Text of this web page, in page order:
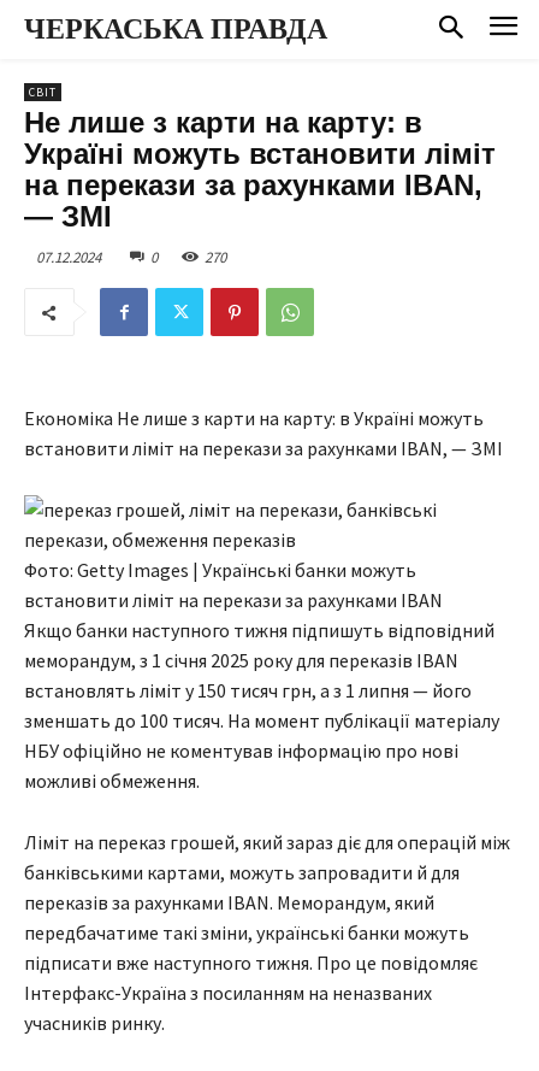
ЧЕРКАСЬКА ПРАВДА
СВІТ
Не лише з карти на карту: в
Україні можуть встановити ліміт
на перекази за рахунками IBAN,
— ЗМІ
07.12.2024 0 270
Економіка Не лише з карти на карту: в Україні можуть
встановити ліміт на перекази за рахунками IBAN, — ЗМІ
Фото: Getty Images | Українські банки можуть
встановити ліміт на перекази за рахунками IBAN
Якщо банки наступного тижня підпишуть відповідний
меморандум, з 1 січня 2025 року для переказів IBAN
встановлять ліміт у 150 тисяч грн, а з 1 липня — його
зменшать до 100 тисяч. На момент публікації матеріалу
НБУ офіційно не коментував інформацію про нові
можливі обмеження.
Ліміт на переказ грошей, який зараз діє для операцій між
банківськими картами, можуть запровадити й для
переказів за рахунками IBAN. Меморандум, який
передбачатиме такі зміни, українські банки можуть
підписати вже наступного тижня. Про це повідомляє
Інтерфакс-Україна з посиланням на неназваних
учасників ринку.